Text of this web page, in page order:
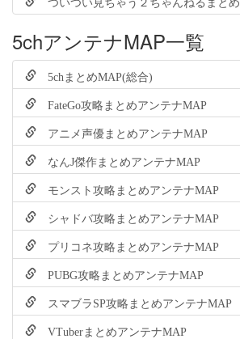
5chアンテナMAP一覧
5chまとめMAP(総合)
FateGo攻略まとめアンテナMAP
アニメ声優まとめアンテナMAP
なんJ傑作まとめアンテナMAP
モンスト攻略まとめアンテナMAP
シャドバ攻略まとめアンテナMAP
プリコネ攻略まとめアンテナMAP
PUBG攻略まとめアンテナMAP
スマブラSP攻略まとめアンテナMAP
VTuberまとめアンテナMAP